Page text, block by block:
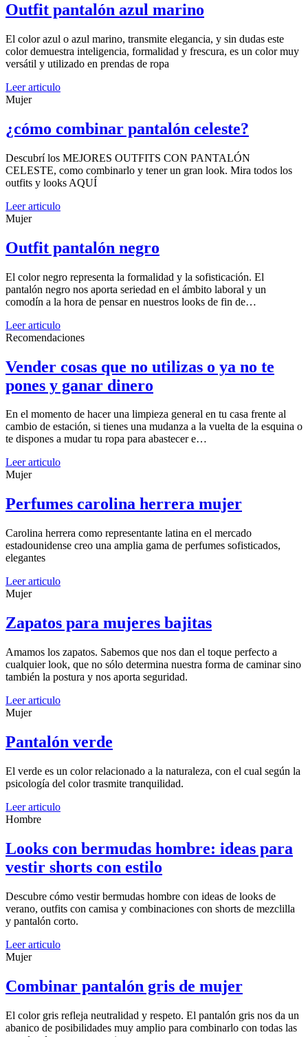
Outfit pantalón azul marino
El color azul o azul marino, transmite elegancia, y sin dudas este
color demuestra inteligencia, formalidad y frescura, es un color muy
versátil y utilizado en prendas de ropa
Leer articulo
Mujer
¿cómo combinar pantalón celeste?
Descubrí los MEJORES OUTFITS CON PANTALÓN
CELESTE, como combinarlo y tener un gran look. Mira todos los
outfits y looks AQUÍ
Leer articulo
Mujer
Outfit pantalón negro
El color negro representa la formalidad y la sofisticación. El
pantalón negro nos aporta seriedad en el ámbito laboral y un
comodín a la hora de pensar en nuestros looks de fin de…
Leer articulo
Recomendaciones
Vender cosas que no utilizas o ya no te
pones y ganar dinero
En el momento de hacer una limpieza general en tu casa frente al
cambio de estación, si tienes una mudanza a la vuelta de la esquina o
te dispones a mudar tu ropa para abastecer e…
Leer articulo
Mujer
Perfumes carolina herrera mujer
Carolina herrera como representante latina en el mercado
estadounidense creo una amplia gama de perfumes sofisticados,
elegantes
Leer articulo
Mujer
Zapatos para mujeres bajitas
Amamos los zapatos. Sabemos que nos dan el toque perfecto a
cualquier look, que no sólo determina nuestra forma de caminar sino
también la postura y nos aporta seguridad.
Leer articulo
Mujer
Pantalón verde
El verde es un color relacionado a la naturaleza, con el cual según la
psicología del color trasmite tranquilidad.
Leer articulo
Hombre
Looks con bermudas hombre: ideas para
vestir shorts con estilo
Descubre cómo vestir bermudas hombre con ideas de looks de
verano, outfits con camisa y combinaciones con shorts de mezclilla
y pantalón corto.
Leer articulo
Mujer
Combinar pantalón gris de mujer
El color gris refleja neutralidad y respeto. El pantalón gris nos da un
abanico de posibilidades muy amplio para combinarlo con todas las